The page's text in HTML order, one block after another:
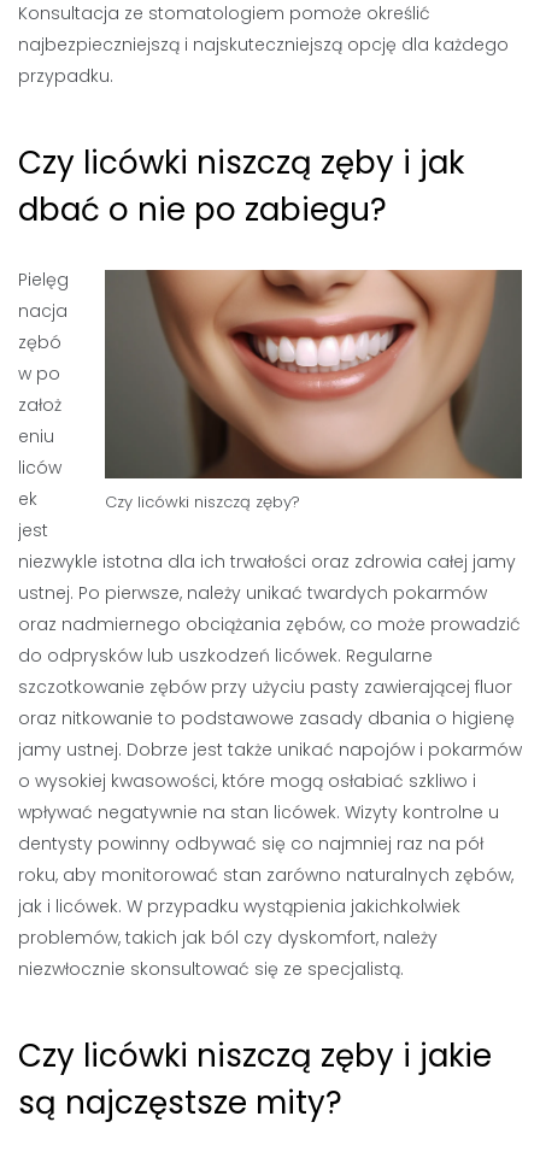
Konsultacja ze stomatologiem pomoże określić
najbezpieczniejszą i najskuteczniejszą opcję dla każdego
przypadku.
Czy licówki niszczą zęby i jak
dbać o nie po zabiegu?
Czy licówki niszczą zęby?
Pielęg
nacja
zębó
w po
założ
eniu
liców
ek
jest
niezwykle istotna dla ich trwałości oraz zdrowia całej jamy
ustnej. Po pierwsze, należy unikać twardych pokarmów
oraz nadmiernego obciążania zębów, co może prowadzić
do odprysków lub uszkodzeń licówek. Regularne
szczotkowanie zębów przy użyciu pasty zawierającej fluor
oraz nitkowanie to podstawowe zasady dbania o higienę
jamy ustnej. Dobrze jest także unikać napojów i pokarmów
o wysokiej kwasowości, które mogą osłabiać szkliwo i
wpływać negatywnie na stan licówek. Wizyty kontrolne u
dentysty powinny odbywać się co najmniej raz na pół
roku, aby monitorować stan zarówno naturalnych zębów,
jak i licówek. W przypadku wystąpienia jakichkolwiek
problemów, takich jak ból czy dyskomfort, należy
niezwłocznie skonsultować się ze specjalistą.
Czy licówki niszczą zęby i jakie
są najczęstsze mity?